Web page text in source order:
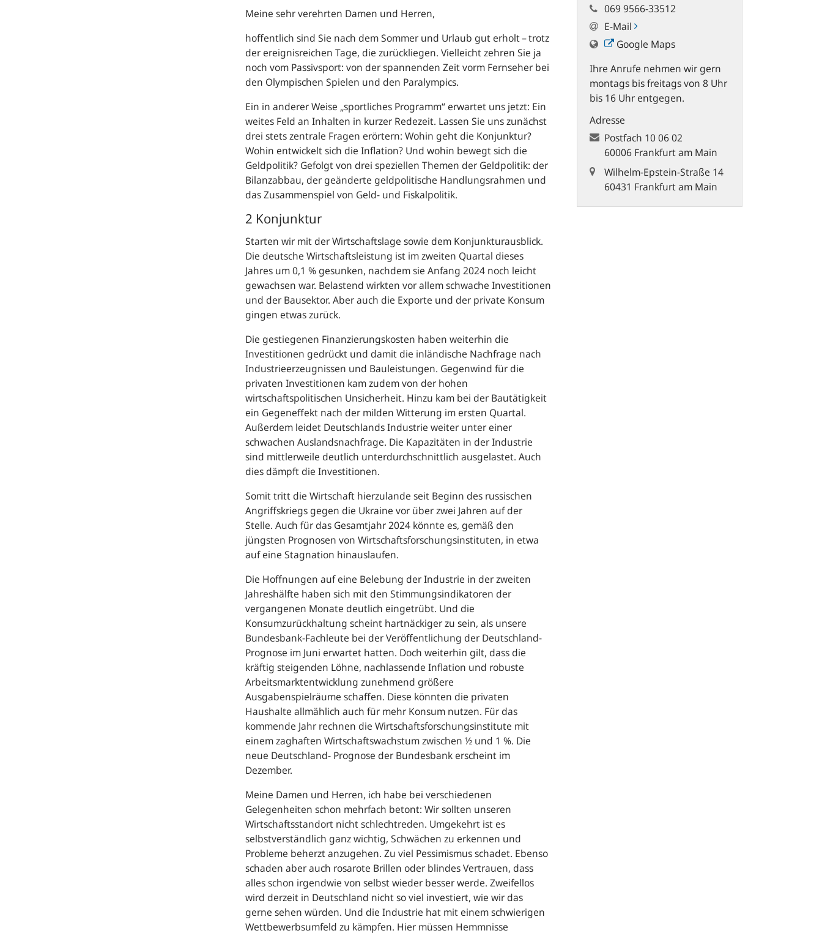
Meine sehr verehrten Damen und Herren,
hoffentlich sind Sie nach dem Sommer und Urlaub gut erholt – trotz
der ereignisreichen Tage, die zurückliegen. Vielleicht zehren Sie ja
noch vom Passivsport: von der spannenden Zeit vorm Fernseher bei
den Olympischen Spielen und den Paralympics.
Ein in anderer Weise „sportliches Programm“ erwartet uns jetzt: Ein
weites Feld an Inhalten in kurzer Redezeit. Lassen Sie uns zunächst
drei stets zentrale Fragen erörtern: Wohin geht die Konjunktur?
Wohin entwickelt sich die Inflation? Und wohin bewegt sich die
Geldpolitik? Gefolgt von drei speziellen Themen der Geldpolitik: der
Bilanzabbau, der geänderte geldpolitische Handlungsrahmen und
das Zusammenspiel von Geld- und Fiskalpolitik.
2 Konjunktur
Starten wir mit der Wirtschaftslage sowie dem Konjunkturausblick.
Die deutsche Wirtschaftsleistung ist im zweiten Quartal dieses
Jahres um 0,1 % gesunken, nachdem sie Anfang 2024 noch leicht
gewachsen war. Belastend wirkten vor allem schwache Investitionen
und der Bausektor. Aber auch die Exporte und der private Konsum
gingen etwas zurück.
Die gestiegenen Finanzierungskosten haben weiterhin die
Investitionen gedrückt und damit die inländische Nachfrage nach
Industrieerzeugnissen und Bauleistungen. Gegenwind für die
privaten Investitionen kam zudem von der hohen
wirtschaftspolitischen Unsicherheit. Hinzu kam bei der Bautätigkeit
ein Gegeneffekt nach der milden Witterung im ersten Quartal.
Außerdem leidet Deutschlands Industrie weiter unter einer
schwachen Auslandsnachfrage. Die Kapazitäten in der Industrie
sind mittlerweile deutlich unterdurchschnittlich ausgelastet. Auch
dies dämpft die Investitionen.
Somit tritt die Wirtschaft hierzulande seit Beginn des russischen
Angriffskriegs gegen die Ukraine vor über zwei Jahren auf der
Stelle. Auch für das Gesamtjahr 2024 könnte es, gemäß den
jüngsten Prognosen von Wirtschaftsforschungsinstituten, in etwa
auf eine Stagnation hinauslaufen.
Die Hoffnungen auf eine Belebung der Industrie in der zweiten
Jahreshälfte haben sich mit den Stimmungsindikatoren der
vergangenen Monate deutlich eingetrübt. Und die
Konsumzurückhaltung scheint hartnäckiger zu sein, als unsere
Bundesbank-Fachleute bei der Veröffentlichung der Deutschland-
Prognose im Juni erwartet hatten. Doch weiterhin gilt, dass die
kräftig steigenden Löhne, nachlassende Inflation und robuste
Arbeitsmarktentwicklung zunehmend größere
Ausgabenspielräume schaffen. Diese könnten die privaten
Haushalte allmählich auch für mehr Konsum nutzen. Für das
kommende Jahr rechnen die Wirtschaftsforschungsinstitute mit
einem zaghaften Wirtschaftswachstum zwischen ½ und 1 %. Die
neue Deutschland- Prognose der Bundesbank erscheint im
Dezember.
Meine Damen und Herren, ich habe bei verschiedenen
Gelegenheiten schon mehrfach betont: Wir sollten unseren
Wirtschaftsstandort nicht schlechtreden. Umgekehrt ist es
selbstverständlich ganz wichtig, Schwächen zu erkennen und
Probleme beherzt anzugehen. Zu viel Pessimismus schadet. Ebenso
schaden aber auch rosarote Brillen oder blindes Vertrauen, dass
alles schon irgendwie von selbst wieder besser werde. Zweifellos
wird derzeit in Deutschland nicht so viel investiert, wie wir das
gerne sehen würden. Und die Industrie hat mit einem schwierigen
Wettbewerbsumfeld zu kämpfen. Hier müssen Hemmnisse
069 9566-33512
E-Mail
Google Maps
Ihre Anrufe nehmen wir gern
montags bis freitags von 8 Uhr
bis 16 Uhr entgegen.
Adresse
Postfach 10 06 02
60006 Frankfurt am Main
Wilhelm-Epstein-Straße 14
60431 Frankfurt am Main